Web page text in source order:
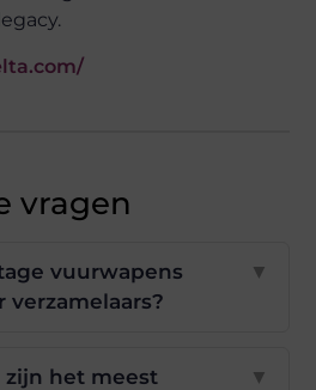
vragen
vuurwapens
verzamelaars?
▼
het meest
▼